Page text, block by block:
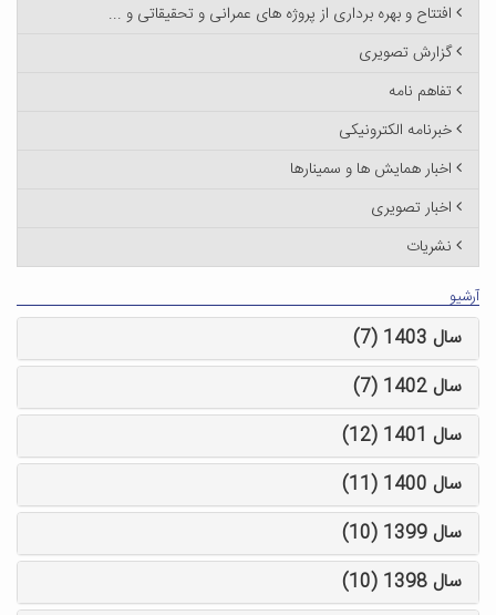
افتتاح و بهره برداری از پروژه های عمرانی و تحقیقاتی و ...
گزارش تصویری
تفاهم نامه
خبرنامه الکترونیکی
اخبار همایش ها و سمینارها
اخبار تصویری
نشریات
آرشیو
سال 1403 (7)
سال 1402 (7)
سال 1401 (12)
سال 1400 (11)
سال 1399 (10)
سال 1398 (10)